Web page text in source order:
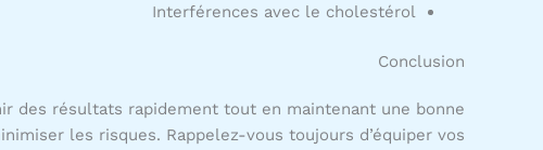
Interférences avec le cholestérol
Conclusion
des résultats rapidement tout en maintenant une bonne
les risques. Rappelez-vous toujours d’équiper vos